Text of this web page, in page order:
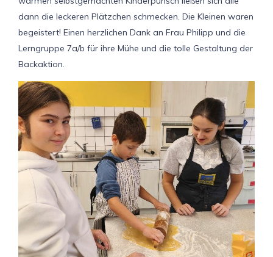
dann die leckeren Plätzchen schmecken. Die Kleinen waren
begeistert! Einen herzlichen Dank an Frau Philipp und die
Lerngruppe 7a/b für ihre Mühe und die tolle Gestaltung der
Backaktion.